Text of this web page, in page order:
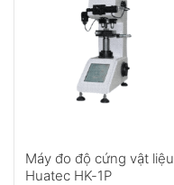
Máy đo độ cứng vật liệu
Huatec HK-1P